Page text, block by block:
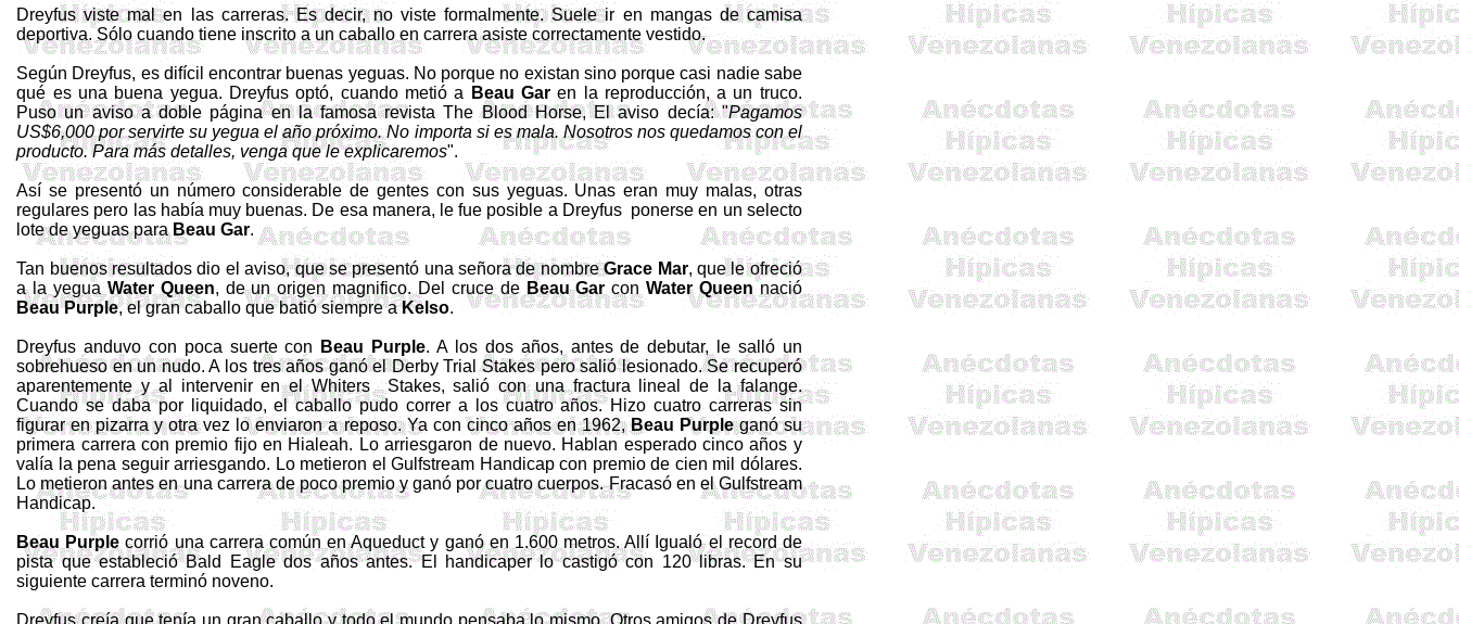
Dreyfusviste mal en las carreras. Es decir, no viste formalmente. Suele ir en mangas de camisa
deportiva. Sólo cuando tiene inscrito a un caballo en carrera asiste correctamente vestido.
Según Dreyfus, es difícil encontrar buenas yeguas. No porque no existan sino porque casi nadie sabe
qué es una buena yegua. Dreyfusoptó, cuando metió a Beau Garen la reproducción, a un truco.
Puso un aviso a doble página en la famosa revistaThe Blood Horse, El aviso decía: "Pagamos
US$6,000 por servirte su yegua el año próximo. No importa si es mala. Nosotros nos quedamos con el
producto. Para más detalles, venga que le explicaremos".
Así se presentó un número considerable de gentes con sus yeguas. Unas eran muy malas, otras
regulares pero las había muy buenas. De esa manera, le fue posible a Dreyfus ponerse en un selecto
lote de yeguas para Beau Gar.
Tan buenos resultados dio el aviso, que se presentó una señora de nombreGrace Mar, que le ofreció
a la yeguaWater Queen, de un origen magnifico. Del cruce de BeauGarconWater Queennació
Beau Purple, el gran caballo que batió siempre aKelso.
Dreyfus anduvo con poca suerte con Beau Purple. A los dos años, antes de debutar, le salló un
sobrehueso en un nudo. A los tres años ganó el Derby TrialStakespero salió lesionado. Se recuperó
aparentementeyal intervenir en elWhiters Stakes, salió con una fractura lineal de la falange.
Cuandosedaba por liquidado, el caballo pudo correr a los cuatro años. Hizo cuatro carreras sin
figurar en pizarrayotra vez lo enviaron a reposo. Ya con cinco años en 1962,Beau Purpleganó su
primera carrera con premio fijo en Hialeah. Lo arriesgaron de nuevo. Hablan esperado cinco añosy
valía la pena seguir arriesgando. Lo metieron elGulfstream Handicapcon premio de cien mil dólares.
Lo metieron antes en una carrera de poco premio y ganó por cuatro cuerpos. Fracasó en elGulfstream
Handicap.
Beau Purplecorrió una carrera común enAqueduct y ganó en 1.600 metros. Allí Igualó el record de
pista que establecióBald Eagle dos años antes. El handicaperlo castigó con 120 libras. En su
siguiente carrera terminó noveno.
Dreyfuscreía que tenía un gran caballo y todo el mundo pensaba lo mismo. Otros amigos deDreyfus